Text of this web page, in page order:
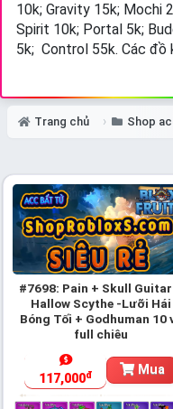
10k; Gravity 15k; Mochi
Spirit 10k; Portal 5k;
5k; Control 55k. Các đồ
Trang chủ Shop
#7698: Pain + Skull
Hallow Scythe -Lưỡi Hái
Bóng Tối + Godhuman 10
full chiêu
117,000đ Mua